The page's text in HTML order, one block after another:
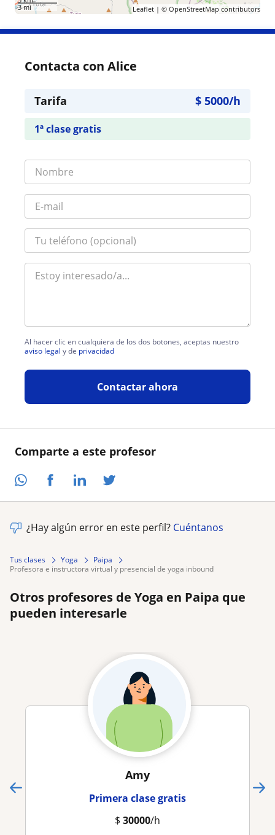
Comparte a este profesor
3 mi
Leaflet| © OpenStreetMap contributors
Contacta con Alice
Tarifa $ 5000/h
1ª clase gratis
Al hacer clic en cualquiera de los dos botones, aceptas nuestro
aviso legal y de privacidad
Contactar ahora
¿Hay algún error en este perfil? Cuéntanos
Tus clases Yoga
Paipa
profesora e instructora virtual y presencial de yoga inbound
Otros profesores de Yoga en Paipa que
pueden interesarle
Amy
Primera clase gratis
$ 30000/h